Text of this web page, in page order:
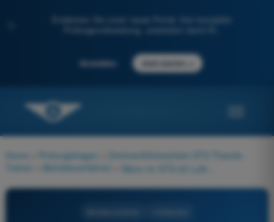
Entdecken Sie unser neues Portal: Ihre komplette
Prüfungsvorbereitung, unterstützt durch KI.
Anmelden Jetzt starten
Home Prüfungsfragen
Drohnenführerschein STS Theorie-
Trainer
Betriebsverfahren